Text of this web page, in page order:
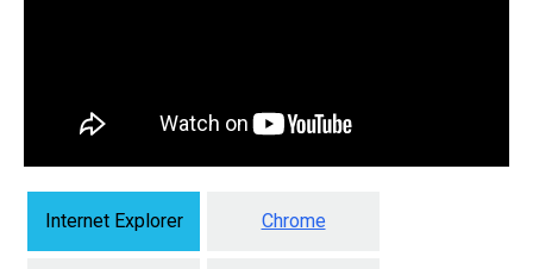
Internet Explorer Chrome